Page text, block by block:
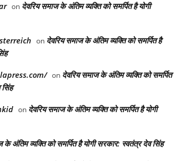
on देवरिय समाज के अंतिम व्यक्ति को समर्पित है योगी
on देवरिय समाज के अंतिम व्यक्ति को समर्पित है
on देवरिय समाज के अंतिम व्यक्ति को समर्पित
on देवरिय समाज के अंतिम व्यक्ति को समर्पित है योगी
के अंतिम व्यक्ति को समर्पित है योगी सरकार: स्वतंत्र देव सिंह